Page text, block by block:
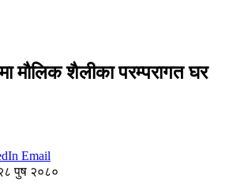
मौलिक शैलीका परम्परागत घर
Email
पुष २०८०